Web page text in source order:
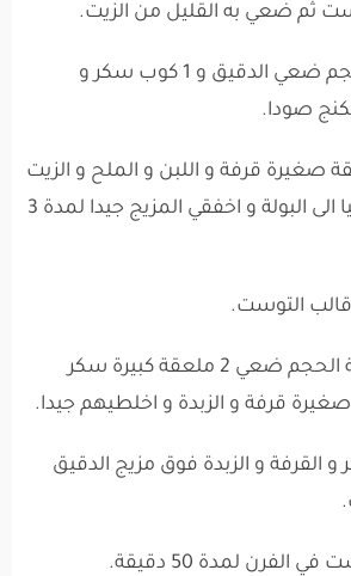
ثم ضعي به القليل من الزيت.
في بولة كبيرة الحجم ضعي الدقيق و 1 كوب سكر و
صودا.
1 1/2 ملعقة صغيرة قرفة و اللبن و الملح و الزيت
و البيض و الفانيليا الى البولة و اخفقي المزيج جيدا لمدة 3
التوست.
في بولة متوسطة الحجم ضعي 2 ملعقة كبيرة سكر
القرفة و الزبدة فوق مزيج الدقيق
لمدة 50 دقيقة.